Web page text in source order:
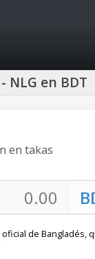
en BDT
en takas
de Bangladés,